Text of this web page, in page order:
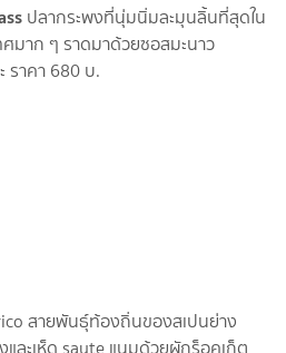
ปลากระพงที่นุ่มนิ่มละมุนลิ้นที่สุดใน
มาก ๆ ราดมาด้วยซอสมะนาว
ราคา 680 บ.
สายพันธุ์ท้องถิ่นของสเปนย่าง
ละเห็ด saute แนมด้วยผักร็อคเก็ต